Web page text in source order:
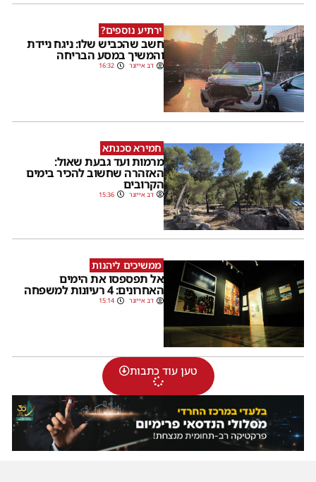
ירתיע נוספים?
חשב שהכביש שלו: ניגח ניידת
והמשיך במסע הבריחה
דב אייזנר 16:32
חמירא סכנתא
מרמות ועד גבעת שאול:
האזהרה שחשוב להכיר בימים
הקרובים
דב אייזנר 15:36
ממשיכים ליהנות
אל תפספסו את הימים
האחרונים: 4 רעיונות למשפחה
דב אייזנר 15:14
טען עוד כתבות